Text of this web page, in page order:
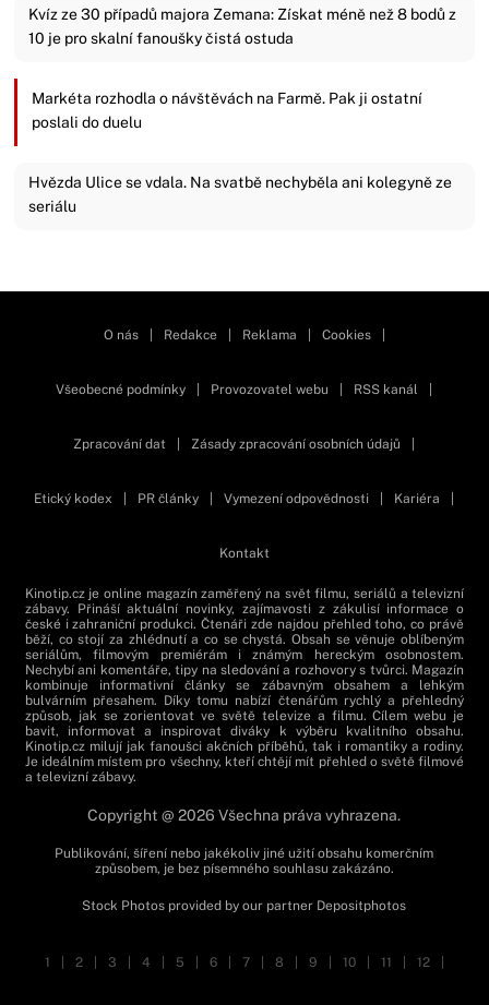
Kvíz ze 30 případů majora Zemana: Získat méně než 8 bodů z
10 je pro skalní fanoušky čistá ostuda
Markéta rozhodla o návštěvách na Farmě. Pak ji ostatní
poslali do duelu
Hvězda Ulice se vdala. Na svatbě nechyběla ani kolegyně ze
seriálu
O nás Redakce Reklama Cookies
Všeobecné podmínky Provozovatel webu RSS kanál
Zpracování dat Zásady zpracování osobních údajů
Etický kodex PR články Vymezení odpovědnosti Kariéra
Kontakt
Kinotip.cz je online magazín zaměřený na svět filmu, seriálů a televizní
zábavy. Přináší aktuální novinky, zajímavosti z zákulisí informace o
české i zahraniční produkci. Čtenáři zde najdou přehled toho, co právě
běží, co stojí za zhlédnutí a co se chystá. Obsah se věnuje oblíbeným
seriálům, filmovým premiérám i známým hereckým osobnostem.
Nechybí ani komentáře, tipy na sledování a rozhovory s tvůrci. Magazín
kombinuje informativní články se zábavným obsahem a lehkým
bulvárním přesahem. Díky tomu nabízí čtenářům rychlý a přehledný
způsob, jak se zorientovat ve světě televize a filmu. Cílem webu je
bavit, informovat a inspirovat diváky k výběru kvalitního obsahu.
Kinotip.cz milují jak fanoušci akčních příběhů, tak i romantiky a rodiny.
Je ideálním místem pro všechny, kteří chtějí mít přehled o světě filmové
a televizní zábavy.
Copyright @ 2026 Všechna práva vyhrazena.
Publikování, šíření nebo jakékoliv jiné užití obsahu komerčním
způsobem, je bez písemného souhlasu zakázáno.
Stock Photos provided by our partner Depositphotos
1 2 3 4 5 6 7 8 9 10 11 12